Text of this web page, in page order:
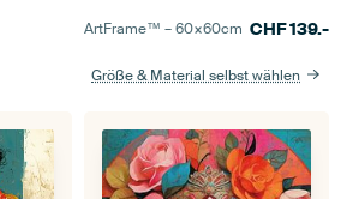
ArtFrame™ –60×60cm CHF139.-
Größe & Material selbst wählen